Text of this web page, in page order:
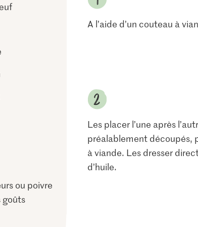
ou poivre
goûts
A l’aide d’un couteau à
Les placer l’une après
préalablement découpés,
à viande. Les dresser
d’huile.